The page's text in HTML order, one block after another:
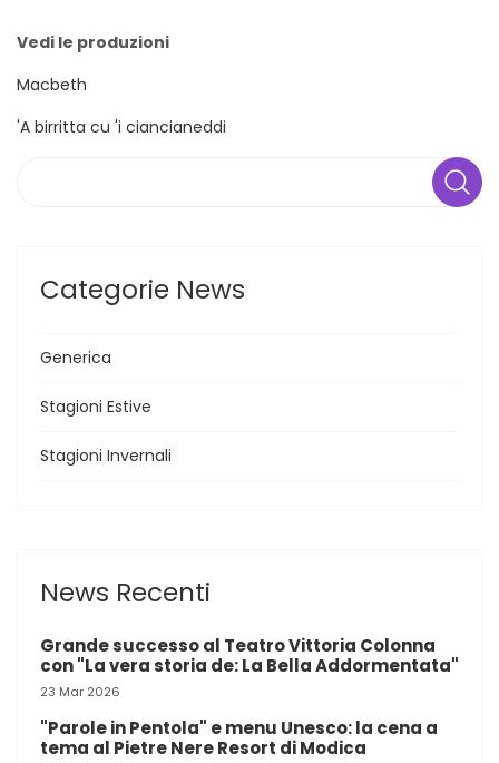
Vedi le produzioni
Macbeth
'A birritta cu 'i ciancianeddi
Categorie News
Generica
Stagioni Estive
Stagioni Invernali
News Recenti
Grande successo al Teatro Vittoria Colonna
con "La vera storia de: La Bella Addormentata"
23 Mar 2026
"Parole in Pentola" e menu Unesco: la cena a
tema al Pietre Nere Resort di Modica